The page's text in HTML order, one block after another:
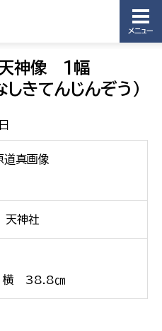
メニュー
天神像 1幅
しきてんじんぞう）
真画像
神社
38.8㎝